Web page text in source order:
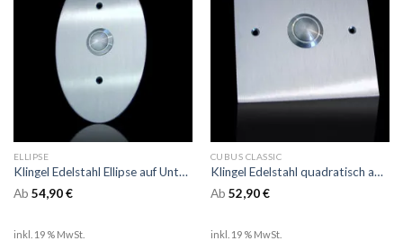
ELLIPSE
Klingel Edelstahl Ellipse auf Unterputzdose
Ab 54,90€
inkl. 19 % MwSt.
CUBUS CLASSIC
Klingel Edelstahl quadratisch auf Unterputzdose
Ab 52,90€
inkl. 19 % MwSt.